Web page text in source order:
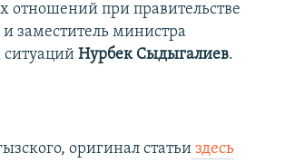
отношений при правительстве
и заместитель министра
Нурбек Сыдыгалиев.
оригинал статьи здесь